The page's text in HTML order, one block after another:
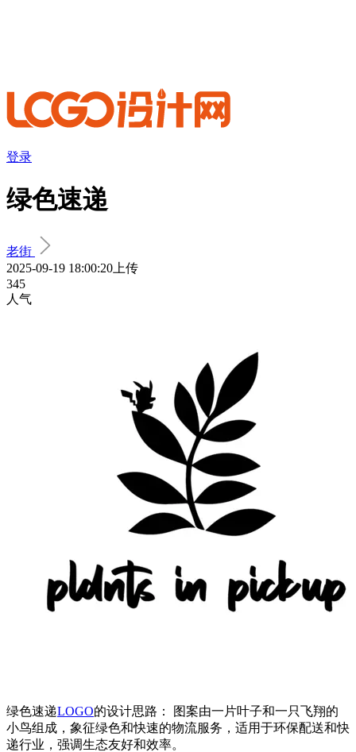
登录
绿色速递
老街
2025-09-19 18:00:20上传
345
人气
绿色速递LOGO的设计思路： 图案由一片叶子和一只飞翔的
小鸟组成，象征绿色和快速的物流服务，适用于环保配送和快
递行业，强调生态友好和效率。